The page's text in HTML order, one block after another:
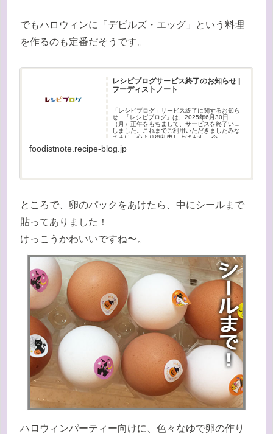
でもハロウィンに「デビルズ・エッグ」という料理
を作るのも定番だそうです。
レシピブログサービス終了のお知らせ |
フーディストノート
「レシピブログ」サービス終了に関するお知ら
せ 「レシピブログ」は、2025年6月30日
（月）正午をもちまして、サービスを終了いた
しました。これまでご利用いただきましたみな
さまに、心より御礼申し上げます。 今
foodistnote.recipe-blog.jp
ところで、卵のパックをあけたら、中にシールまで
貼ってありました！
けっこうかわいいですね〜。
ハロウィンパーティー向けに、色々なゆで卵の作り